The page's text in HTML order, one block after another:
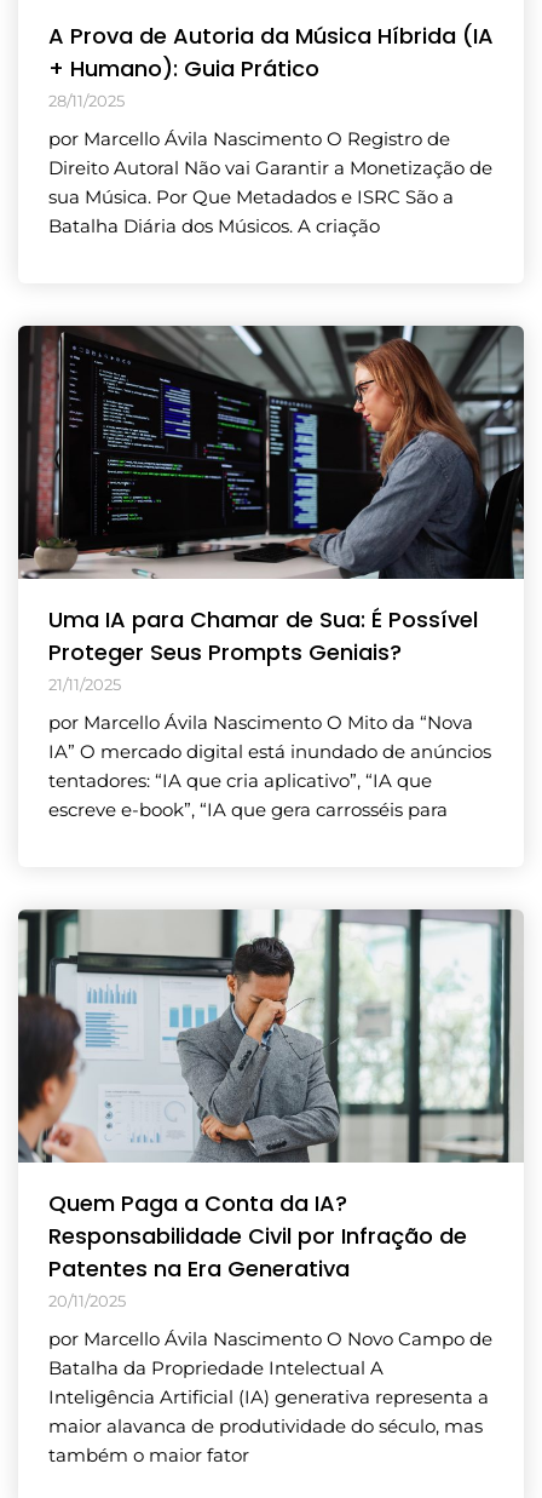
A Prova de Autoria da Música Híbrida (IA
+ Humano): Guia Prático
28/11/2025
por Marcello Ávila Nascimento O Registro de
Direito Autoral Não vai Garantir a Monetização de
sua Música. Por Que Metadados e ISRC São a
Batalha Diária dos Músicos. A criação
Uma IA para Chamar de Sua: É Possível
Proteger Seus Prompts Geniais?
21/11/2025
por Marcello Ávila Nascimento O Mito da “Nova
IA” O mercado digital está inundado de anúncios
tentadores: “IA que cria aplicativo”, “IA que
escreve e-book”, “IA que gera carrosséis para
Quem Paga a Conta da IA?
Responsabilidade Civil por Infração de
Patentes na Era Generativa
20/11/2025
por Marcello Ávila Nascimento O Novo Campo de
Batalha da Propriedade Intelectual A
Inteligência Artificial (IA) generativa representa a
maior alavanca de produtividade do século, mas
também o maior fator